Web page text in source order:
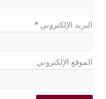
البريد الإلكتروني*
الموقع الإلكتروني